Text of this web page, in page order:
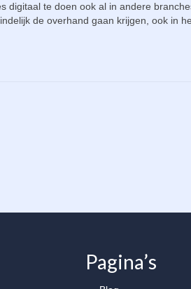
digitaal te doen ook al in andere
de overhand gaan krijgen, ook in
Pagina’s